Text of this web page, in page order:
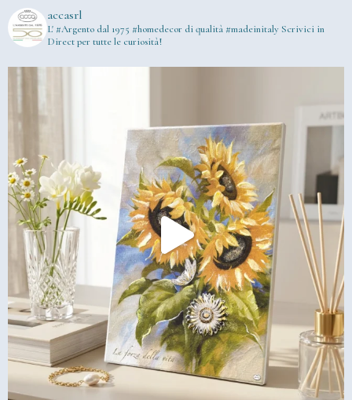
accasrl
L' #Argento dal 1975 #homedecor di qualità #madeinitaly Scrivici in
Direct per tutte le curiosità!